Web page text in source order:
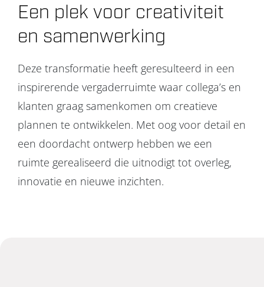
Een plek voor creativiteit
en samenwerking
Deze transformatie heeft geresulteerd in een
inspirerende vergaderruimte waar collega’s en
klanten graag samenkomen om creatieve
plannen te ontwikkelen. Met oog voor detail en
een doordacht ontwerp hebben we een
ruimte gerealiseerd die uitnodigt tot overleg,
innovatie en nieuwe inzichten.